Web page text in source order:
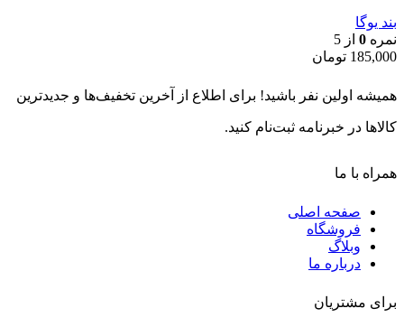
بند یوگا
نمره 0 از 5
185,000 تومان
همیشه اولین نفر باشید! برای اطلاع از آخرین تخفیف‌ها و جدیدترین
کالاها در خبرنامه ثبت‌نام کنید.
همراه با ما
صفحه اصلی
فروشگاه
وبلاگ
درباره ما
برای مشتریان